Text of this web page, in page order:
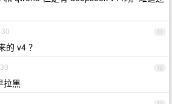
11
的 v4 ？
12
拉黑